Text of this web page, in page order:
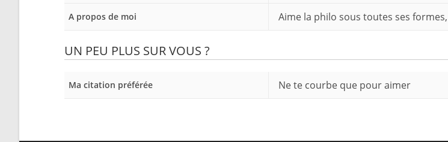
A propos de moi Aime la philo sous toutes ses
UN PEU PLUS SUR VOUS ?
Ma citation préférée Ne te courbe que pour aimer